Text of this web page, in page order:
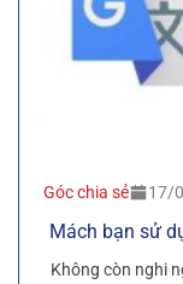
Góc chia sẻ 17/
Mách bạn sử
Không còn nghi